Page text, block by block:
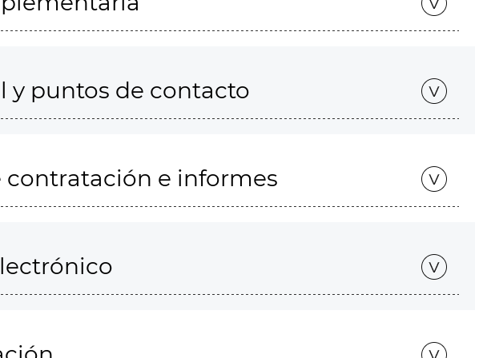
y puntos de contacto
contratación e informes